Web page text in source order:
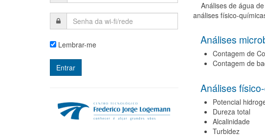
Análises de água de
análises físico-
Análises
Contagem de
Contagem de
Análises
Potencial
Dureza total
Alcalinidade
Turbidez
Lembrar-me